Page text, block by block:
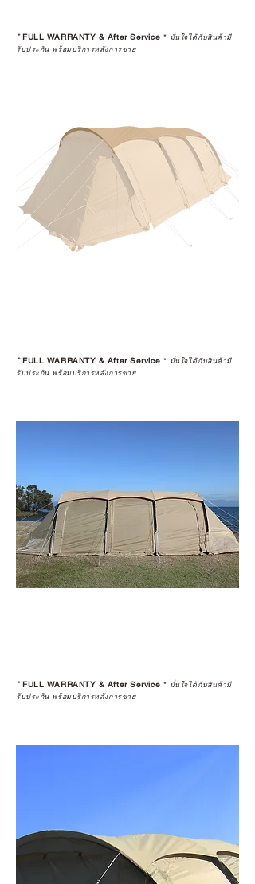
*FULL WARRANTY & After Service * มั่นใจได้กับสินค้ามี
รับประกัน พร้อมบริการหลังการขาย
*FULL WARRANTY & After Service * มั่นใจได้กับสินค้ามี
รับประกัน พร้อมบริการหลังการขาย
*FULL WARRANTY & After Service * มั่นใจได้กับสินค้ามี
รับประกัน พร้อมบริการหลังการขาย